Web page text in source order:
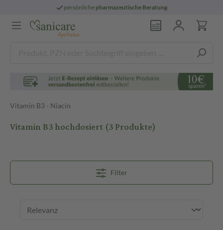
persönliche pharmazeutische Beratung
Vitamin B3 - Niacin
Vitamin B3 hochdosiert(3 Produkte)
Filter